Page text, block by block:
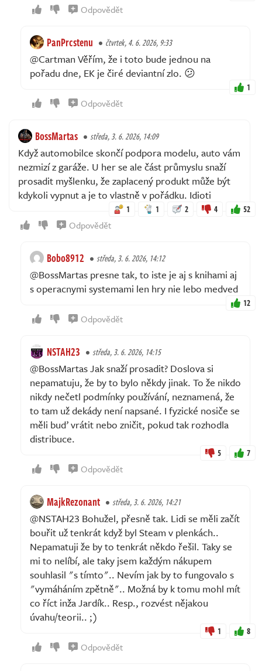
Odpovědět
PanPrcstenu čtvrtek, 4. 6. 2026, 9:33
@Cartman Věřím, že i toto bude jednou na
pořadu dne, EK je čiré deviantní zlo. 😕
1
Odpovědět
BossMartas středa, 3. 6. 2026, 14:09
Když automobilce skončí podpora modelu, auto vám
nezmizí z garáže. U her se ale část průmyslu snaží
prosadit myšlenku, že zaplacený produkt může být
kdykoli vypnut a je to vlastně v pořádku. Idioti
1 1 2 4 52
Odpovědět
Bobo8912 středa, 3. 6. 2026, 14:12
@BossMartas presne tak, to iste je aj s knihami aj
s operacnymi systemami len hry nie lebo medved
12
Odpovědět
NSTAH23 středa, 3. 6. 2026, 14:15
@BossMartas Jak snaží prosadit? Doslova si
nepamatuju, že by to bylo někdy jinak. To že nikdo
nikdy nečetl podmínky používání, neznamená, že
to tam už dekády není napsané. I fyzické nosiče se
měli buď vrátit nebo zničit, pokud tak rozhodla
distribuce.
5 7
Odpovědět
MajkRezonant středa, 3. 6. 2026, 14:21
@NSTAH23 Bohužel, přesně tak. Lidi se měli začít
bouřit už tenkrát když byl Steam v plenkách..
Nepamatuji že by to tenkrát někdo řešil. Taky se
mi to nelíbí, ale taky jsem každým nákupem
souhlasil "s tímto".. Nevím jak by to fungovalo s
"vymáháním zpětně".. Možná by k tomu mohl mít
co říct inža Jardík.. Resp., rozvést nějakou
úvahu/teorii.. ;)
1 8
Odpovědět